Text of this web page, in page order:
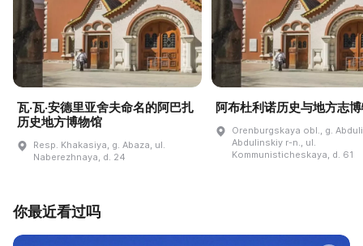
瓦·瓦·安德里亚舍夫命名的阿巴扎
历史地方博物馆
Resp. Khakasiya, g. Abaza, ul.
Naberezhnaya, d. 24
阿布杜利诺历史与地方志
Orenburgskaya obl., g.
Abdulinskiy r-n., ul.
Kommunisticheskaya, d. 61
你最近看过吗